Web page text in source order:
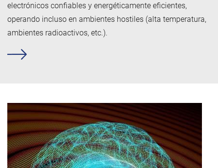
electrónicos confiables y energéticamente eficientes,
operando incluso en ambientes hostiles (alta temperatura,
ambientes radioactivos, etc.).